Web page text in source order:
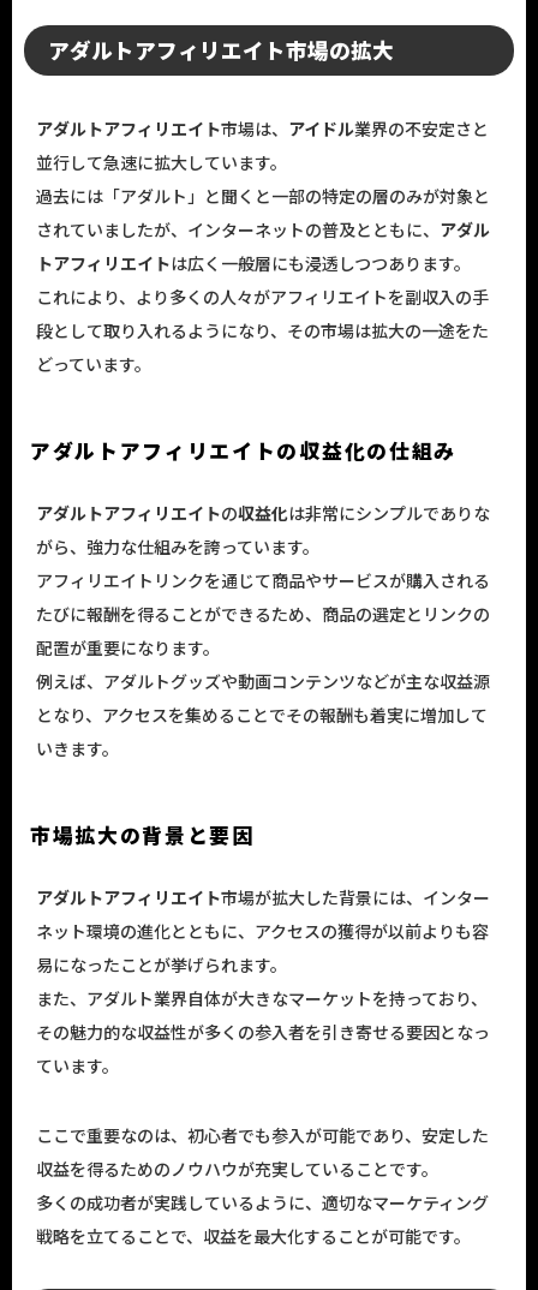
アダルトアフィリエイト市場の拡大
アダルトアフィリエイト市場は、 アイドル業界の不安定さと
並行して急速に拡大しています。
過去には「アダルト」と聞くと一部の特定の層のみが対象と
されていましたが、インターネットの普及とともに、 アダル
トアフィリエイトは広く一般層にも浸透しつつあります。
これにより、より多くの人々がアフィリエイトを副収入の手
段として取り入れるようになり、その市場は拡大の一途をた
どっています。
アダルトアフィリエイトの収益化の仕組み
アダルトアフィリエイトの収益化は非常にシンプルでありな
がら、強力な仕組みを誇っています。
アフィリエイトリンクを通じて商品やサービスが購入される
たびに報酬を得ることができるため、商品の選定とリンクの
配置が重要になります。
例えば、アダルトグッズや動画コンテンツなどが主な収益源
となり、アクセスを集めることでその報酬も着実に増加して
いきます。
市場拡大の背景と要因
アダルトアフィリエイト市場が拡大した背景には、インター
ネット環境の進化とともに、アクセスの獲得が以前よりも容
易になったことが挙げられます。
また、アダルト業界自体が大きなマーケットを持っており、
その魅力的な収益性が多くの参入者を引き寄せる要因となっ
ています。
ここで重要なのは、初心者でも参入が可能であり、安定した
収益を得るためのノウハウが充実していることです。
多くの成功者が実践しているように、適切なマーケティング
戦略を立てることで、収益を最大化することが可能です。